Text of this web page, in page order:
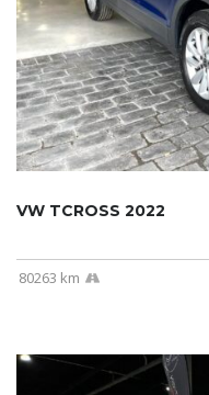
VW TCROSS 2022
80263 km